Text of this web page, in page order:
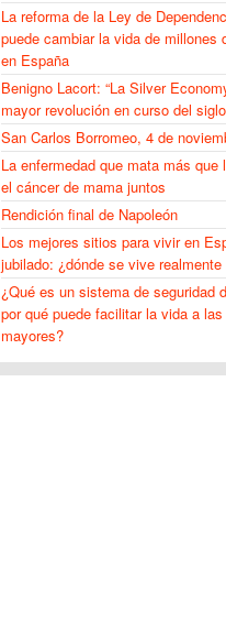
La reforma de la Ley de
puede cambiar la vida de millones
en España
Benigno Lacort: “La Silver
mayor revolución en curso del
San Carlos Borromeo, 4 de
La enfermedad que mata más que
el cáncer de mama juntos
Rendición final de Napoleón
Los mejores sitios para vivir en
jubilado: ¿dónde se vive realmente
¿Qué es un sistema de seguridad
por qué puede facilitar la vida a
mayores?